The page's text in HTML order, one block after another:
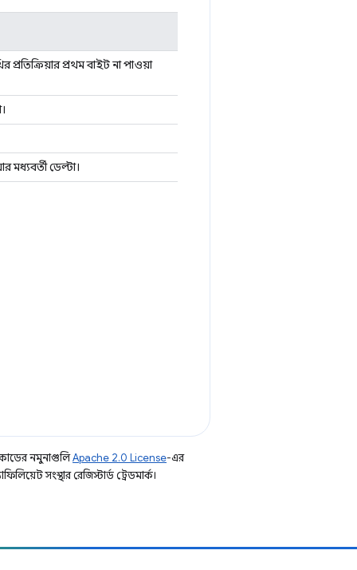
প্রথম বাইট না পাওয়া
মধ্যবর্তী ডেল্টা।
নমুনাগুলিApache 2.0 License-এর
সংস্থার রেজিস্টার্ড ট্রেডমার্ক।